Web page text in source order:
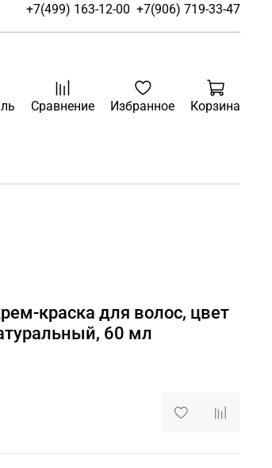
+7(499) 163-12-00 +7(906) 719-33-47
Сравнение Избранное Корзина
краска для волос, цвет
60 мл